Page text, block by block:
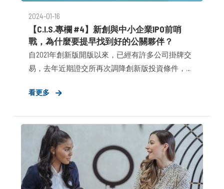
2024-01-16
【C.I.S.專欄 #4】新創與中小企業IPO前哨
戰，為什麼要提早找到好的公關夥伴？
自2021年創新版開版以來，已經有許多公司掛牌交
易，去年近期證交所再次調降創新版投資條件，加
看更多